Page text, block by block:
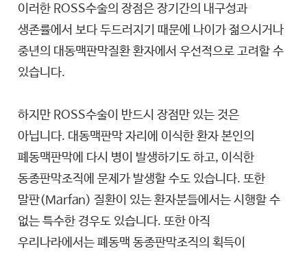
이러한 ROSS수술의 장점은 장기간의 내구성과
생존률에서 보다 두드러지기 때문에 나이가 젊으시거나
중년의 대동맥판막질환 환자에서 우선적으로 고려할 수
있습니다.
하지만 ROSS수술이 반드시 장점만 있는 것은
아닙니다. 대동맥판막 자리에 이식한 환자 본인의
폐동맥판막에 다시 병이 발생하기도 하고, 이식한
동종판막조직에 문제가 발생할 수도 있습니다. 또한
말판(Marfan) 질환이 있는 환자분들에서는 시행할 수
없는 특수한 경우도 있습니다. 또한 아직
우리나라에서는 폐동맥 동종판막조직의 획득이